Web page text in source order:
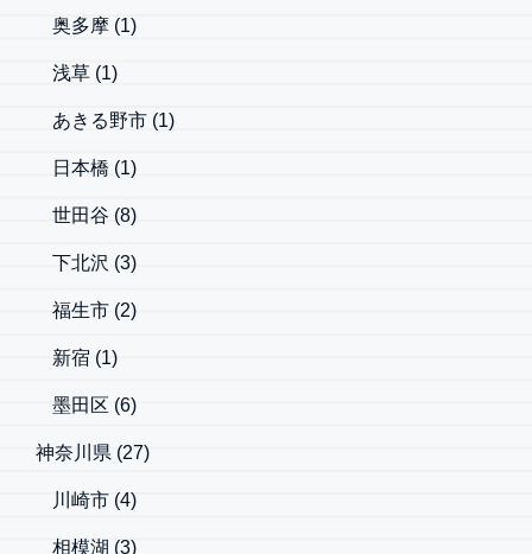
奥多摩 (1)
浅草 (1)
あきる野市 (1)
日本橋 (1)
世田谷 (8)
下北沢 (3)
福生市 (2)
新宿 (1)
墨田区 (6)
神奈川県 (27)
川崎市 (4)
相模湖 (3)